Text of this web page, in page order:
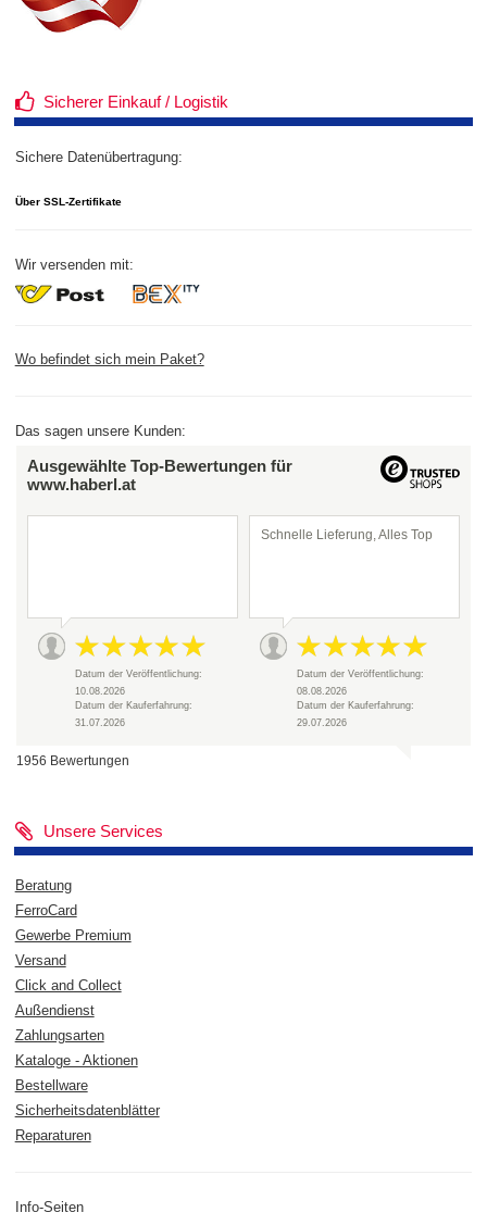
Sicherer Einkauf / Logistik
Sichere Datenübertragung:
Über SSL-Zertifikate
Wir versenden mit:
Wo befindet sich mein Paket?
Das sagen unsere Kunden:
Ausgewählte Top-Bewertungen für
www.haberl.at
Datum der Veröffentlichung:
10.08.2026
Datum der Kauferfahrung:
31.07.2026
Schnelle Lieferung, Alles Top
Datum der Veröffentlichung:
08.08.2026
Datum der Kauferfahrung:
29.07.2026
1956 Bewertungen
Unsere Services
Beratung
FerroCard
Gewerbe Premium
Versand
Click and Collect
Außendienst
Zahlungsarten
Kataloge - Aktionen
Bestellware
Sicherheitsdatenblätter
Reparaturen
Info-Seiten